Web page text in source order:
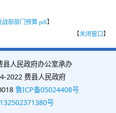
战部部门预算.pdf】
【关闭窗口】
县人民政府办公室承办
2022 费县人民政府
鲁ICP备05024408号
号